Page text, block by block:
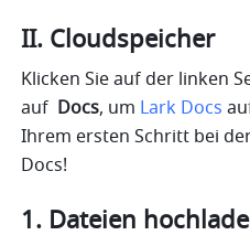
II. Cloudspeicher
Klicken Sie auf der linken
auf Docs, um Lark Docs
Ihrem ersten Schritt bei
Docs!
1. Dateien